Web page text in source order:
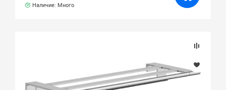
Наличие: Много